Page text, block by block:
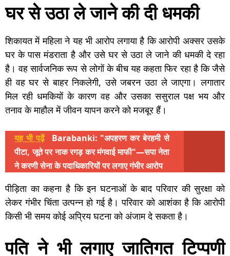
घर से उठा ले जाने की दी धमकी
शिकायत में महिला ने यह भी आरोप लगाया है कि आरोपी अक्सर उसके
घर के पास मंडराता है और उसे घर से उठा ले जाने की धमकी दे रहा
है। वह सार्वजनिक रूप से लोगों के बीच यह कहता फिर रहा है कि जैसे
ही वह घर से बाहर निकलेगी, उसे जबरन उठा ले जाएगा। लगातार
मिल रही धमकियों के कारण वह और उसका ससुराल पक्ष भय और
तनाव के माहौल में जीवन यापन करने को मजबूर हैं।
यह भी पढ़ें
Barabanki: "अपहरण कर बेरहमी से
पीटा, जूते पर नाक रगड़ कर मंगवाई माफी"—सपा नेता
ने करणी सेना के पदाधिकारियों पर लगाए गंभीर आरोप
पीड़िता का कहना है कि इन घटनाओं के बाद परिवार की सुरक्षा को
लेकर गंभीर चिंता उत्पन्न हो गई है। परिवार को आशंका है कि आरोपी
किसी भी समय कोई अप्रिय घटना को अंजाम दे सकता है।
पति ने भी लगाए जातिगत टिप्पणी